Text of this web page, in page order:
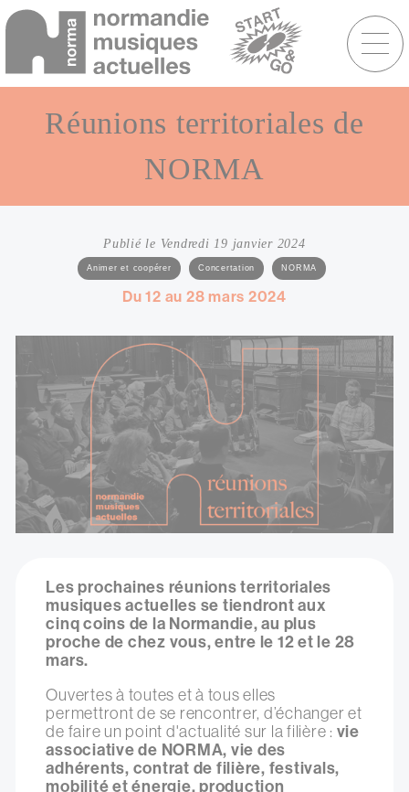
contenu
Menu
raccourcis
Réunions territoriales de
NORMA
Publié le Vendredi 19 janvier 2024
Catégories Animer et coopérer Concertation NORMA
Du 12 au 28 mars 2024
Les prochaines réunions territoriales
musiques actuelles se tiendront aux
cinq coins de la Normandie, au plus
proche de chez vous, entre le 12 et le 28
mars.
Ouvertes à toutes et à tous elles
permettront de se rencontrer, d’échanger et
de faire un point d'actualité sur la filière : vie
associative de NORMA, vie des
adhérents, contrat de filière, festivals,
mobilité et énergie, production